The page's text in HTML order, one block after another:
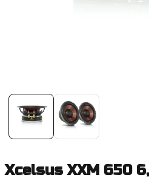
Xcelsus XXM 650